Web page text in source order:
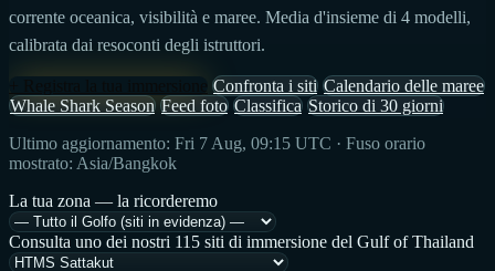
corrente oceanica, visibilità e maree. Media d'insieme di 4 modelli,
calibrata dai resoconti degli istruttori.
Confronta i siti Calendario delle maree
Whale Shark Season Feed foto Classifica Storico di 30 giorni
Ultimo aggiornamento: Fri 7 Aug, 09:15 UTC · Fuso orario
mostrato: Asia/Bangkok
La tua zona — la ricorderemo
Consulta uno dei nostri 115 siti di immersione del Gulf of Thailand